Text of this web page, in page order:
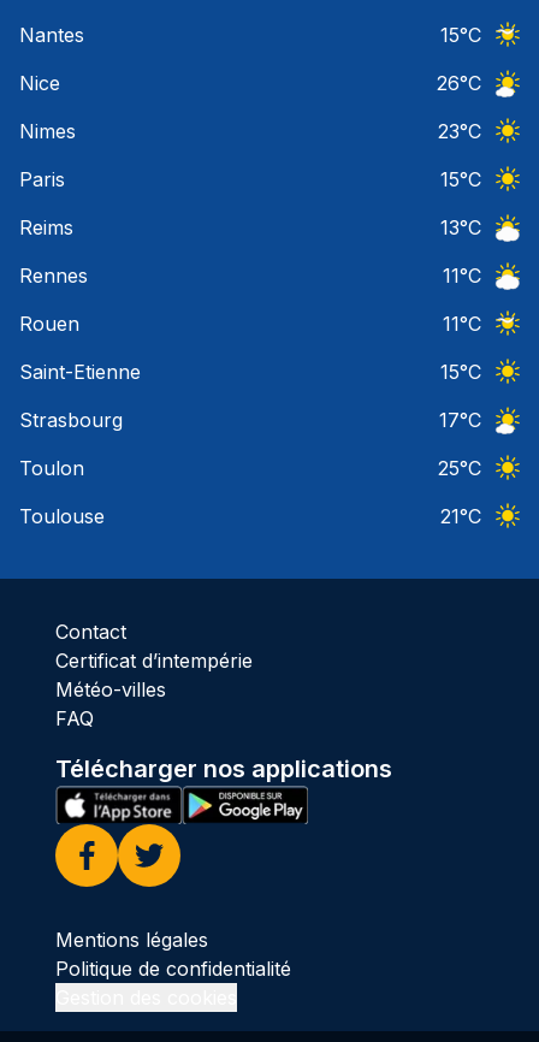
Nantes
15°C
Nice
26°C
Nimes
23°C
Paris
15°C
Reims
13°C
Rennes
11°C
Rouen
11°C
Saint-Etienne
15°C
Strasbourg
17°C
Toulon
25°C
Toulouse
21°C
Contact
Certificat d’intempérie
Météo-villes
FAQ
Télécharger nos applications
Facebook
Twitter
Mentions légales
Politique de confidentialité